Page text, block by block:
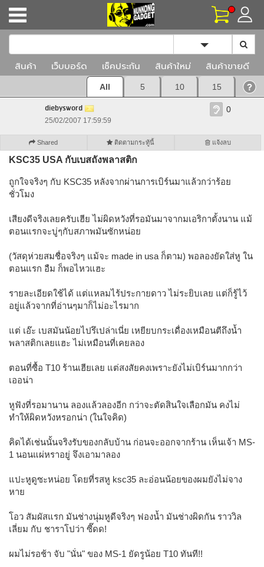
Toggle
สินค้า เว็บบอร์ด เช็คประกัน สินค้าใหม่ สินค้าขายดี
All 5 10 15
diebysword
25/02/2007 17:59:59
0
Shared ติดตามกระทู้นี้ แจ้งลบ
KSC35 USA กับเบสถังพลาสติก
ถูกใจจริงๆ กับ KSC35 หลังจากผ่านการเบิร์นมาแล้วกว่าร้อย
ชั่วโมง
เสียงดีจริงเลยครับเฮีย ไม่ผิดหวังที่รอมันมาจากมเอริกาตั้งนาน แม้
ตอนแรกจะบู่ๆกับสภาพมันซักหน่อย
(วัสดุห่วยสมชื่อจริงๆ แม้จะ made in usa ก็ตาม) พอลองยัดใส่หู ใน
ตอนแรก อืม ก็พอไหวแฮะ
รายละเอียดใช้ได้ แต่แหลมไร้ประกายดาว ไม่ระยิบเลย แต่ก็รู้ไว้
อยู่แล้วจากที่อ่านๆมาก็ไม่อะไรมาก
แต่ เอ๊ะ เบสมันน้อยไปรึเปล่าเนี่ย เหยียบกระเดื่องเหมือนตีถึงน้ำ
พลาสติกเลยแฮะ ไม่เหมือนที่เคยลอง
ตอนที่ซื้อ T10 ร้านเฮียเลย แต่สงสัยคงเพราะยังไม่เบิร์นมากกว่า
เออน่า
หูฟังที่รอมานาน ลองแล้วลองอีก กว่าจะตัดสินใจเลือกมัน คงไม่
ทำให้ผิดหวังหรอกน่า (ในใจคิด)
คิดได้เช่นนั้นจริงรับของกลับบ้าน ก่อนจะออกจากร้าน เห็นเจ้า MS-
1 นอนแผ่หราอยู่ จึงเอามาลอง
แปะหูดูซะหน่อย โดยที่รสหู ksc35 ละอ่อนน้อยของผมยังไม่จาง
หาย
โอว สัมผัสแรก มันช่างนุ่มหูดีจริงๆ ฟองน้ำ มันช่างผิดกัน ราววิล
เลี่ยม กับ ชาราโปว่า ซี๊ดด!
ผมไม่รอช้า จับ "นั่น" ของ MS-1 ยัดรูน้อย T10 ทันที!!